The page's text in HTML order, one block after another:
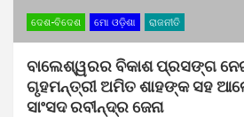
ଦେଶ-ବିଦେଶ ମୋ ଓଡ଼ିଶା ରାଜନୀତି
ବାଲେଶ୍ୱରର ବିକାଶ ପ୍ରସଙ୍ଗ
ଗୃହମନ୍ତ୍ରୀ ଅମିତ ଶାହଙ୍କ ସହ
ସାଂସଦ ରବୀନ୍ଦ୍ର ଜେନା